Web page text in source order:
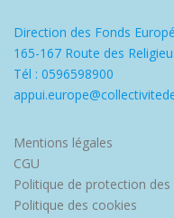
Direction des Fonds
165-167 Route des
Tél : 0596598900
Mentions légales
CGU
Politique de protection des
Politique des cookies